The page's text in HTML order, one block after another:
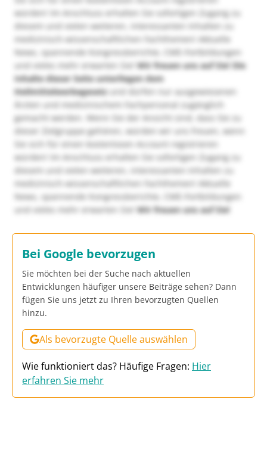
würden! Im Anschluss erhalten Sie sofortigen Zugang zu
diesem und vielen weiteren, interessanten Inhalten zu
medizinisch-wissenschaftlichen Fachthemen! Aktuelle
News, spannende Kongressberichte, CME-Fortbildungen
und vieles mehr erwarten Sie!Wir freuen uns auf Sie! Die
Inhalte dieser Seite unterliegen dem
Heilmittelwerbegesetzund dürfen nur ausgewiesenen
Ärzten und medizinischem Fachpersonal zugänglich
gemacht werden. Wenn Sie der Ansicht sind, dass Sie zu
dieser Zielgruppe gehören, würden wir uns freuen, wenn
Sie sich für einen kostenlosen Account registrieren
würden! Im Anschluss erhalten Sie sofortigen Zugang zu
diesem und vielen weiteren, interessanten Inhalten zu
medizinisch-wissenschaftlichen Fachthemen! Aktuelle
News, spannende Kongressberichte, CME-Fortbildungen
und vieles mehr erwarten Sie!Wir freuen uns auf Sie!
Bei Google bevorzugen
Sie möchten bei der Suche nach aktuellen
Entwicklungen häufiger unsere Beiträge sehen? Dann
fügen Sie uns jetzt zu Ihren bevorzugten Quellen
hinzu.
Als bevorzugte Quelle auswählen
Wie funktioniert das? Häufige Fragen: Hier
erfahren Sie mehr